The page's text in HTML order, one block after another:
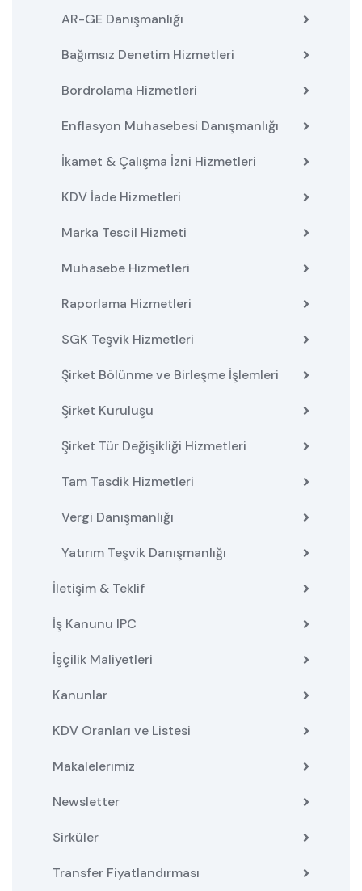
AR-GE Danışmanlığı
Bağımsız Denetim Hizmetleri
Bordrolama Hizmetleri
Enflasyon Muhasebesi Danışmanlığı
İkamet & Çalışma İzni Hizmetleri
KDV İade Hizmetleri
Marka Tescil Hizmeti
Muhasebe Hizmetleri
Raporlama Hizmetleri
SGK Teşvik Hizmetleri
Şirket Bölünme ve Birleşme İşlemleri
Şirket Kuruluşu
Şirket Tür Değişikliği Hizmetleri
Tam Tasdik Hizmetleri
Vergi Danışmanlığı
Yatırım Teşvik Danışmanlığı
İletişim & Teklif
İş Kanunu IPC
İşçilik Maliyetleri
Kanunlar
KDV Oranları ve Listesi
Makalelerimiz
Newsletter
Sirküler
Transfer Fiyatlandırması